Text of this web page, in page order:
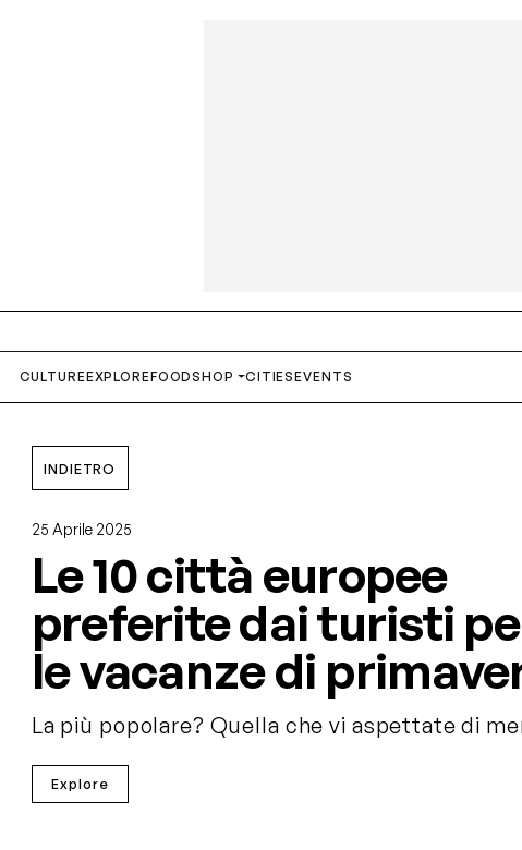
CULTUREEXPLOREFOODSHOP CITIESEVENTS
INDIETRO
25 Aprile 2025
Le 10 città europee
preferite dai turisti
le vacanze di
La più popolare? Quella che vi aspettate di
Explore